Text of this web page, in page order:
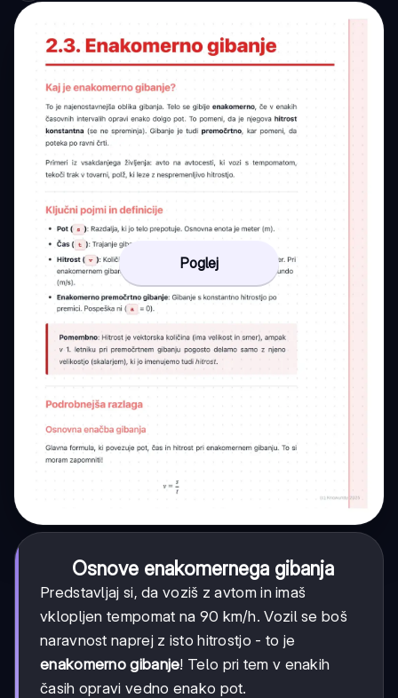
Poglej
Osnove enakomernega gibanja
Predstavljaj si, da voziš z avtom in imaš
vklopljen tempomat na 90 km/h. Vozil se boš
naravnost naprej z isto hitrostjo - to je
enakomerno gibanje! Telo pri tem v enakih
časih opravi vedno enako pot.